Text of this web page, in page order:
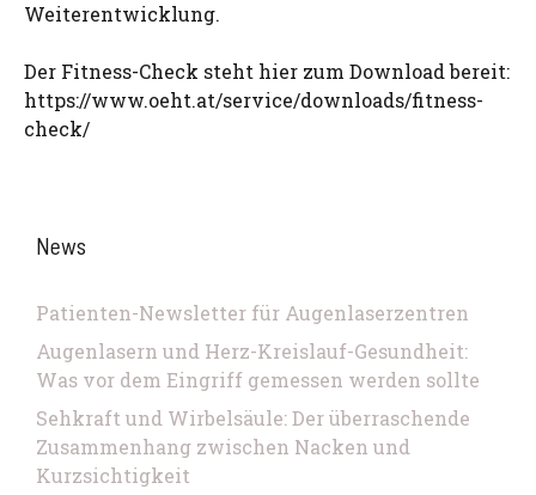
Weiterentwicklung.
Der Fitness-Check steht hier zum Download bereit:
https://www.oeht.at/service/downloads/fitness-
check/
News
Patienten-Newsletter für Augenlaserzentren
Augenlasern und Herz-Kreislauf-Gesundheit:
Was vor dem Eingriff gemessen werden sollte
Sehkraft und Wirbelsäule: Der überraschende
Zusammenhang zwischen Nacken und
Kurzsichtigkeit